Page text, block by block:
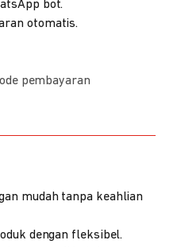
bot.
otomatis.
pembayaran
mudah tanpa keahlian
dengan fleksibel.